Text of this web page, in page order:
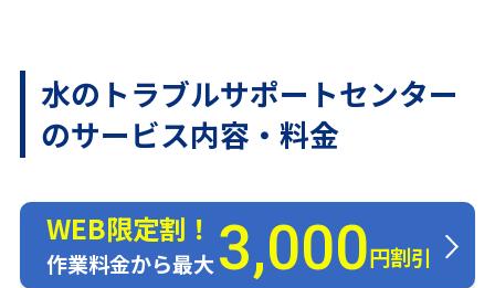
水のトラブルサポートセンター
のサービス内容・料金
WEB限定割！
作業料金から最大3,000円割引